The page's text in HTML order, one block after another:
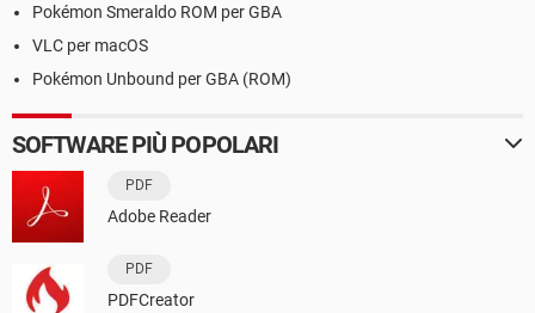
Pokémon Smeraldo ROM per GBA
VLC per macOS
Pokémon Unbound per GBA (ROM)
SOFTWARE PIÙ POPOLARI
PDF
Adobe Reader
PDF
PDFCreator